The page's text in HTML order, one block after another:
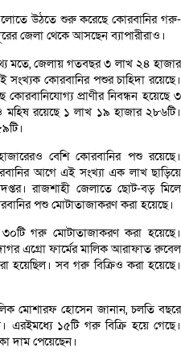
উঠতে শুরু করেছে কোরবানির গরু-
জেলা থেকে আসছেন ব্যাপারীরাও।
মতে, জেলায় গতবছর ৩ লাখ ২৪ হাজার
কোরবানির পশুর চাহিদা রয়েছে।
প্রাণীর নিবন্ধন হয়েছে ৩
রয়েছে ১ লাখ ১৯ হাজার ২৮৬টি।
বেশি কোরবানির পশু রয়েছে।
আগে এই সংখ্যা এক লাখ ছাড়িয়ে
রাজশাহী জেলাতে ছোট-বড় মিলে
পশু মোটাতাজাকরণ করা হয়েছে।
গরু মোটাতাজাকরণ করা হয়েছে।
এগ্রো ফার্মের মালিক আরাফাত রুবেল
সব গরু বিক্রিও করা হয়েছে।
মোশারফ হোসেন জানান, চলতি বছরে
১৫টি গরু বিক্রি হয়ে গেছে।
দাম পেয়েছেন।